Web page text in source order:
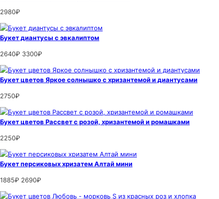
2980₽
Букет диантусы с эвкалиптом
2640₽ 3300₽
Букет цветов Яркое солнышко с хризантемой и диантусами
2750₽
Букет цветов Рассвет с розой, хризантемой и ромашками
2250₽
Букет персиковых хризатем Алтай мини
1885₽ 2690₽